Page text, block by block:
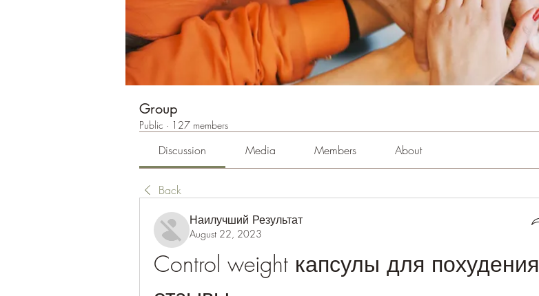
Group
Public · 127 members
Discussion Media Members About
Back
Наилучший Результат
August 22, 2023
Control weight капсулы для похудения